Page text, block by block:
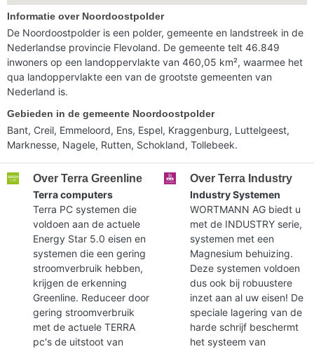
Informatie over Noordoostpolder
De Noordoostpolder is een polder, gemeente en landstreek in de
Nederlandse provincie Flevoland. De gemeente telt 46.849
inwoners op een landoppervlakte van 460,05 km², waarmee het
qua landoppervlakte een van de grootste gemeenten van
Nederland is.
Gebieden in de gemeente Noordoostpolder
Bant, Creil, Emmeloord, Ens, Espel, Kraggenburg, Luttelgeest,
Marknesse, Nagele, Rutten, Schokland, Tollebeek.
Over Terra Greenline
Terra computers
Terra PC systemen die
voldoen aan de actuele
Energy Star 5.0 eisen en
systemen die een gering
stroomverbruik hebben,
krijgen de erkenning
Greenline. Reduceer door
gering stroomverbruik
met de actuele TERRA
pc's de uitstoot van
Over Terra Industry
Industry Systemen
WORTMANN AG biedt u
met de INDUSTRY serie,
systemen met een
Magnesium behuizing.
Deze systemen voldoen
dus ook bij robuustere
inzet aan al uw eisen! De
speciale lagering van de
harde schrijf beschermt
het systeem van